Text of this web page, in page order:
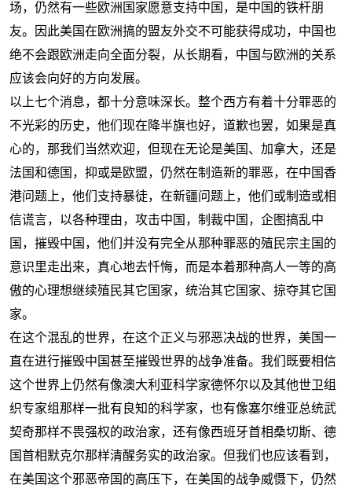
场，仍然有一些欧洲国家愿意支持中国，是中国的铁杆朋
友。因此美国在欧洲搞的盟友外交不可能获得成功，中国也
绝不会跟欧洲走向全面分裂，从长期看，中国与欧洲的关系
应该会向好的方向发展。
以上七个消息，都十分意味深长。 整个西方有着十分罪恶的
不光彩的历史，他们现在降半旗也好，道歉也罢，如果是真
心的，那我们当然欢迎，但现在无论是美国、加拿大，还是
法国和德国，抑或是欧盟，仍然在制造新的罪恶，在中国香
港问题上，他们支持暴徒，在新疆问题上，他们或制造或相
信谎言，以各种理由，攻击中国，制裁中国，企图搞乱中
国，摧毁中国，他们并没有完全从那种罪恶的殖民宗主国的
意识里走出来，真心地去忏悔，而是本着那种高人一等的高
傲的心理想继续殖民其它国家，统治其它国家、掠夺其它国
家。
在这个混乱的世界，在这个正义与邪恶决战的世界，美国一
直在进行摧毁中国甚至摧毁世界的战争准备。我们既要相信
这个世界上仍然有像澳大利亚科学家德怀尔以及其他世卫组
织专家组那样一批有良知的科学家，也有像塞尔维亚总统武
契奇那样不畏强权的政治家，还有像西班牙首相桑切斯、德
国首相默克尔那样清醒务实的政治家。但我们也应该看到，
在美国这个邪恶帝国的高压下，在美国的战争威慑下，仍然